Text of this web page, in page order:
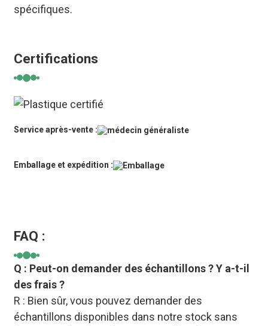
spécifiques.
Certifications
Service après-vente :
Emballage et expédition :
FAQ :
Q : Peut-on demander des échantillons ? Y a-t-il
des frais ?
R : Bien sûr, vous pouvez demander des
échantillons disponibles dans notre stock sans